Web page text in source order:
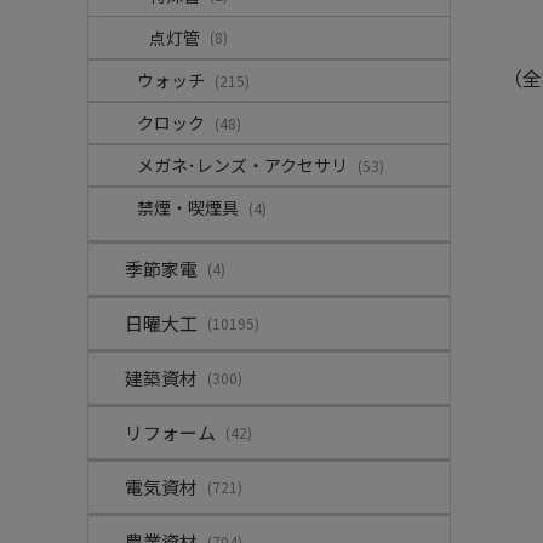
点灯管 (8)
ウォッチ (215)
クロック (48)
メガネ･レンズ・アクセサリ (53)
禁煙・喫煙具 (4)
季節家電 (4)
日曜大工 (10195)
建築資材 (300)
リフォーム (42)
電気資材 (721)
（